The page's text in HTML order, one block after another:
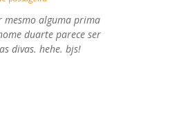
mesmo alguma prima
duarte parece ser
divas. hehe. bjs!